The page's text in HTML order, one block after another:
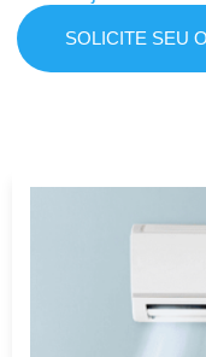
SOLICITE SEU